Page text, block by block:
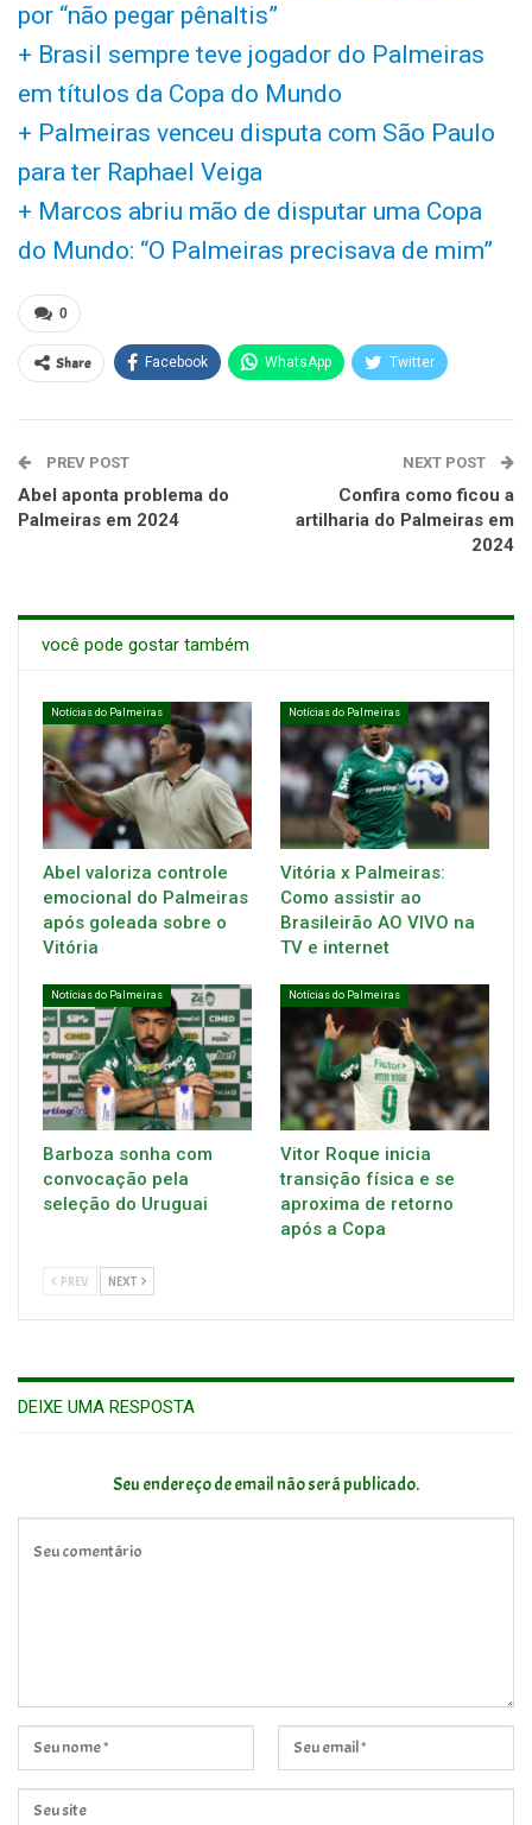
por “não pegar pênaltis”
+ Brasil sempre teve jogador do Palmeiras
em títulos da Copa do Mundo
+ Palmeiras venceu disputa com São Paulo
para ter Raphael Veiga
+ Marcos abriu mão de disputar uma Copa
do Mundo: “O Palmeiras precisava de mim”
0
Share Facebook WhatsApp Twitter
PREV POST
Abel aponta problema do
Palmeiras em 2024
NEXT POST
Confira como ficou a
artilharia do Palmeiras em
2024
você pode gostar também
Notícias do Palmeiras
Abel valoriza controle
emocional do Palmeiras
após goleada sobre o
Vitória
Notícias do Palmeiras
Vitória x Palmeiras:
Como assistir ao
Brasileirão AO VIVO na
TV e internet
Notícias do Palmeiras
Barboza sonha com
convocação pela
seleção do Uruguai
Notícias do Palmeiras
Vitor Roque inicia
transição física e se
aproxima de retorno
após a Copa
PREV NEXT
DEIXE UMA RESPOSTA
Seu endereço de email não será publicado.